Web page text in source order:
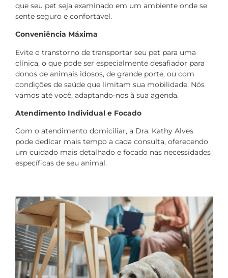
que seu pet seja examinado em um ambiente onde se
sente seguro e confortável.
Conveniência Máxima
Evite o transtorno de transportar seu pet para uma
clínica, o que pode ser especialmente desafiador para
donos de animais idosos, de grande porte, ou com
condições de saúde que limitam sua mobilidade. Nós
vamos até você, adaptando-nos à sua agenda.
Atendimento Individual e Focado
Com o atendimento domiciliar, a Dra. Kathy Alves
pode dedicar mais tempo a cada consulta, oferecendo
um cuidado mais detalhado e focado nas necessidades
específicas de seu animal.